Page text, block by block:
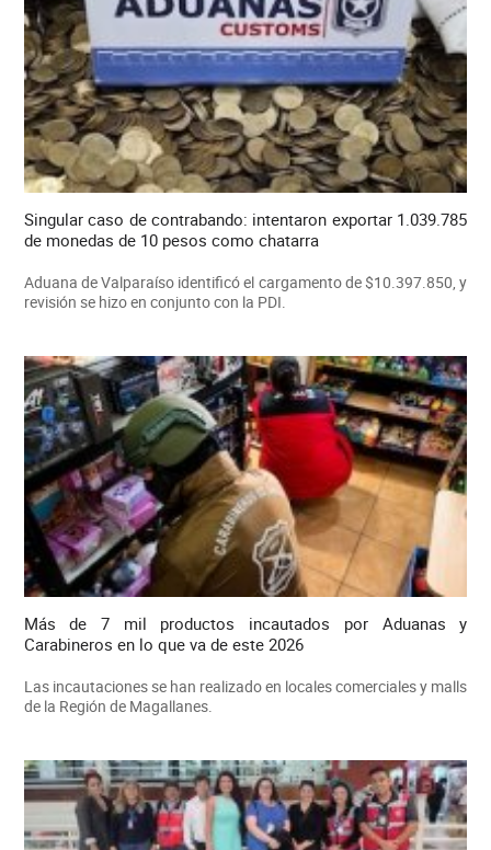
Singular caso de contrabando: intentaron exportar 1.039.785
de monedas de 10 pesos como chatarra
Aduana de Valparaíso identificó el cargamento de $10.397.850, y
revisión se hizo en conjunto con la PDI.
Más de 7 mil productos incautados por Aduanas y
Carabineros en lo que va de este 2026
Las incautaciones se han realizado en locales comerciales y malls
de la Región de Magallanes.